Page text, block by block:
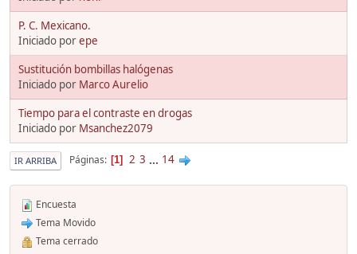
P. C. Mexicano.
Iniciado porepe
Sustitución bombillas halógenas
Iniciado por Marco Aurelio
Tiempo para el contraste en drogas
Iniciado por Msanchez2079
IR ARRIBA Páginas 1 2 3 ... 14
Encuesta
Tema Movido
Tema cerrado